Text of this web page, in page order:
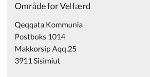
Område for Velfærd
Qeqqata Kommunia
Postboks 1014
Makkorsip Aqq.25
3911 Sisimiut